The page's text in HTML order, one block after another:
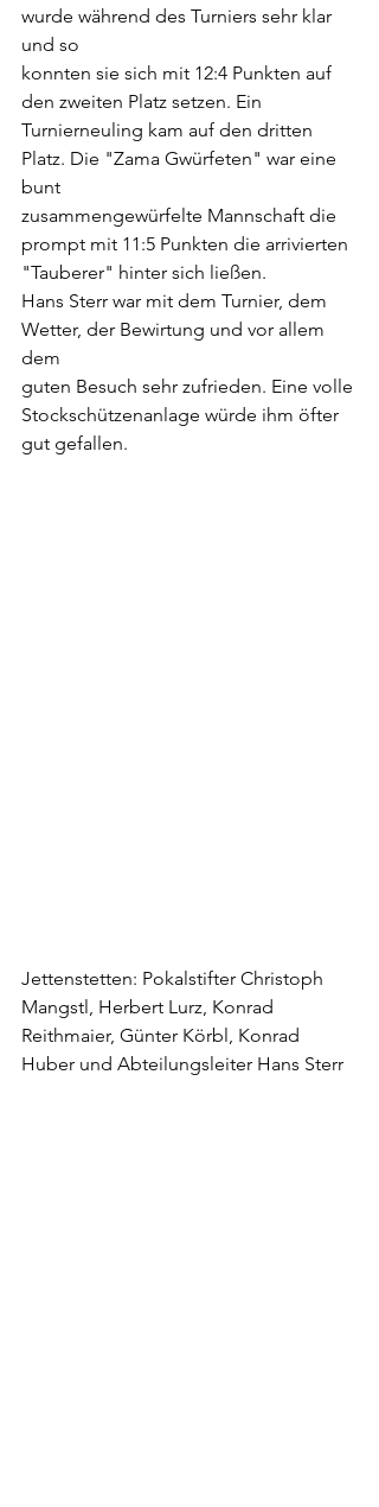
wurde während des Turniers sehr klar
und so
konnten sie sich mit 12:4 Punkten auf
den zweiten Platz setzen. Ein
Turnierneuling kam auf den dritten
Platz. Die "Zama Gwürfeten" war eine
bunt
zusammengewürfelte Mannschaft die
prompt mit 11:5 Punkten die arrivierten
"Tauberer" hinter sich ließen.
Hans Sterr war mit dem Turnier, dem
Wetter, der Bewirtung und vor allem
dem
guten Besuch sehr zufrieden. Eine volle
Stockschützenanlage würde ihm öfter
gut gefallen.
Jettenstetten: Pokalstifter Christoph
Mangstl, Herbert Lurz, Konrad
Reithmaier, Günter Körbl, Konrad
Huber und Abteilungsleiter Hans Sterr